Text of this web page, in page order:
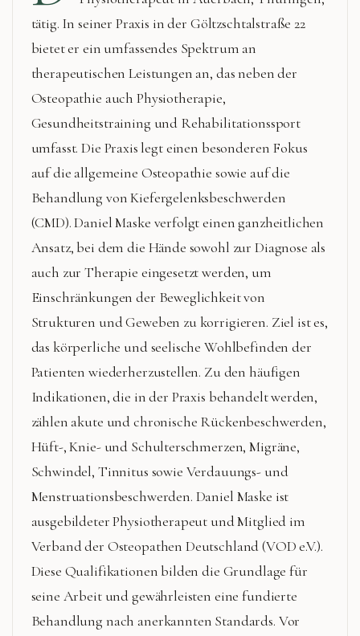
tätig. In seiner Praxis in der Göltzschtalstraße 22
bietet er ein umfassendes Spektrum an
therapeutischen Leistungen an, das neben der
Osteopathie auch Physiotherapie,
Gesundheitstraining und Rehabilitationssport
umfasst. Die Praxis legt einen besonderen Fokus
auf die allgemeine Osteopathie sowie auf die
Behandlung von Kiefergelenksbeschwerden
(CMD). Daniel Maske verfolgt einen ganzheitlichen
Ansatz, bei dem die Hände sowohl zur Diagnose als
auch zur Therapie eingesetzt werden, um
Einschränkungen der Beweglichkeit von
Strukturen und Geweben zu korrigieren. Ziel ist es,
das körperliche und seelische Wohlbefinden der
Patienten wiederherzustellen. Zu den häufigen
Indikationen, die in der Praxis behandelt werden,
zählen akute und chronische Rückenbeschwerden,
Hüft-, Knie- und Schulterschmerzen, Migräne,
Schwindel, Tinnitus sowie Verdauungs- und
Menstruationsbeschwerden. Daniel Maske ist
ausgebildeter Physiotherapeut und Mitglied im
Verband der Osteopathen Deutschland (VOD e.V.).
Diese Qualifikationen bilden die Grundlage für
seine Arbeit und gewährleisten eine fundierte
Behandlung nach anerkannten Standards. Vor